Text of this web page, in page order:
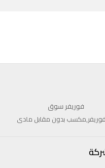
بدون مقابل مادى